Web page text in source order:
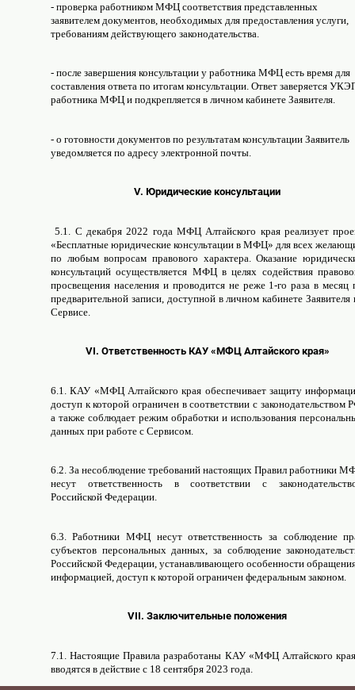
- проверка работником МФЦ соответствия представленных
заявителем документов, необходимых для предоставления услуги,
требованиям действующего законодательства.
- после завершения консультации у работника МФЦ есть время для
составления ответа по итогам консультации. Ответ заверяется
работника МФЦ и подкрепляется в личном кабинете Заявителя.
- о готовности документов по результатам консультации Заявитель
уведомляется по адресу электронной почты.
V. Юридические консультации
5.1. С декабря 2022 года МФЦ Алтайского края реализует
«Бесплатные юридические консультации в МФЦ» для всех
по любым вопросам правового характера. Оказание
консультаций осуществляется МФЦ в целях содействия
просвещения населения и проводится не реже 1-го раза в месяц
предварительной записи, доступной в личном кабинете Заявителя
Сервисе.
VI. Ответственность КАУ «МФЦ Алтайского края»
6.1. КАУ «МФЦ Алтайского края обеспечивает защиту
доступ к которой ограничен в соответствии с законодательством
а также соблюдает режим обработки и использования
данных при работе с Сервисом.
6.2. За несоблюдение требований настоящих Правил работники
несут ответственность в соответствии с
Российской Федерации.
6.3. Работники МФЦ несут ответственность за соблюдение
субъектов персональных данных, за соблюдение
Российской Федерации, устанавливающего особенности
информацией, доступ к которой ограничен федеральным законом.
VII. Заключительные положения
7.1. Настоящие Правила разработаны КАУ «МФЦ Алтайского
вводятся в действие с 18 сентября 2023 года.